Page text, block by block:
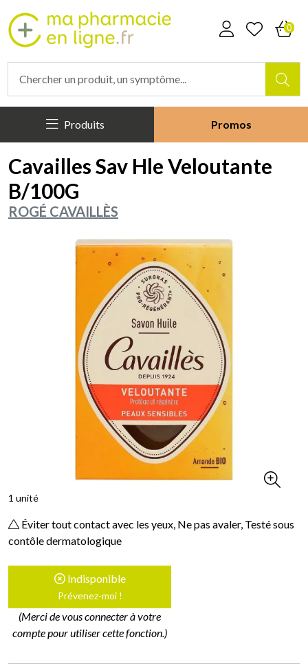
0
Produits Promos
Cavailles Sav Hle Veloutante
B/100G
ROGÉ CAVAILLÈS
1 unité
Éviter tout contact avec les yeux, Ne pas avaler, Testé sous
contôle dermatologique
Indisponible
Prévenez-moi !
(Merci de vous connecter à votre
compte pour utiliser cette fonction.)